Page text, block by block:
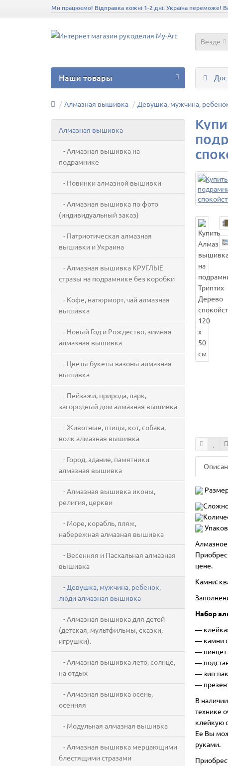
Ми працюємо! Відправка кожні 1-2 дні. Україна переможе!
Везде
Наши товары
Алмазная вышивка Девушка, мужчина,
Алмазная вышивка
- Алмазная вышивка на
подрамнике
- Новинки алмазной вышивки
- Алмазная вышивка по фото
(индивидуальный заказ)
- Патриотическая алмазная
вышивки и Украина
- Алмазная вышивка КРУГЛЫЕ
стразы на подрамнике без коробки
- Кофе, натюрморт, чай алмазная
вышивка
- Новый Год и Рождество, зимняя
алмазная вышивка
- Цветы букеты вазоны алмазная
вышивка
- Пейзажи, природа, парк,
загородный дом алмазная вышивка
- Животные, птицы, кот, собака,
волк алмазная вышивка
- Город, здание, памятники
алмазная вышивка
- Алмазная вышивка иконы,
религия, церкви
- Море, корабль, пляж,
набережная алмазная вышивка
- Весенняя и Пасхальная алмазная
вышивка
- Девушка, мужчина, ребенок,
люди алмазная вышивка
- Алмазная вышивка для детей
(детская, мультфильмы, сказки,
игрушки).
- Алмазная вышивка лето, солнце,
на отдых
- Алмазная вышивка осень,
осенняя
- Модульная алмазная вышивка
- Алмазная вышивка мерцающими
блестящими стразами
цене.
Камни:
Набор
―
― камни
― пинцет
―
― зип-
―
В
технике
клейкую
Ее Вы
руками.